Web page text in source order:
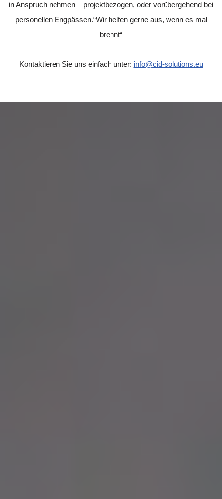
in Anspruch nehmen – projektbezogen, oder vorübergehend bei
personellen Engpässen.“Wir helfen gerne aus, wenn es mal
brennt“
Kontaktieren Sie uns einfach unter: info@cid-solutions.eu